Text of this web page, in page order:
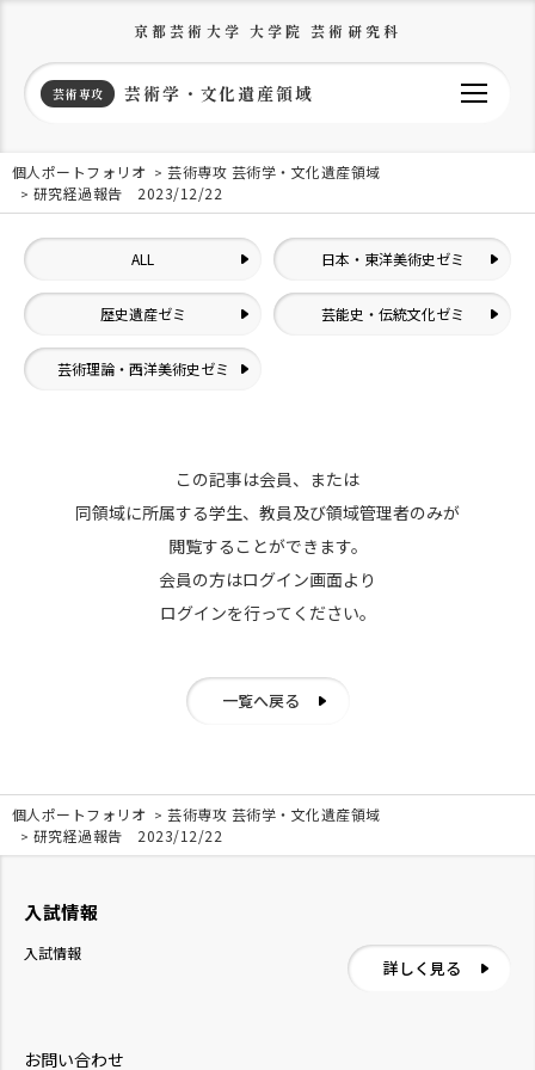
京都芸術大学 大学院 芸術研究科
芸術専攻 芸術学・文化遺産領域
個人ポートフォリオ
芸術専攻 芸術学・文化遺産領域
研究経過報告 2023/12/22
ALL 日本・東洋美術史ゼミ
歴史遺産ゼミ 芸能史・伝統文化ゼミ
芸術理論・西洋美術史ゼミ
この記事は会員、または
同領域に所属する学生、教員及び領域管理者のみが
閲覧することができます。
会員の方はログイン画面より
ログインを行ってください。
一覧へ戻る
個人ポートフォリオ
芸術専攻 芸術学・文化遺産領域
研究経過報告 2023/12/22
お問い合わせ
入試情報
入試情報
詳しく見る